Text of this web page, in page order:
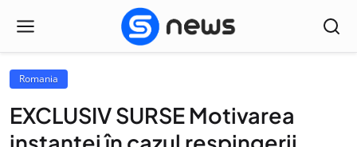
Romania
EXCLUSIV SURSE Motivarea